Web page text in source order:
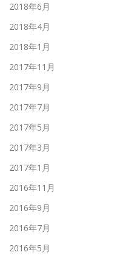
2018年6月
2018年4月
2018年1月
2017年11月
2017年9月
2017年7月
2017年5月
2017年3月
2017年1月
2016年11月
2016年9月
2016年7月
2016年5月